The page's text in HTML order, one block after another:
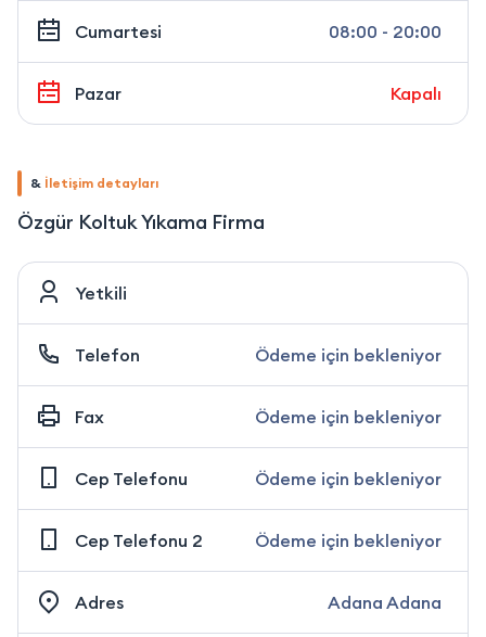
Cumartesi 08:00 - 20:00
Pazar Kapalı
& İletişim detayları
Özgür Koltuk Yıkama Firma
Yetkili
Telefon Ödeme için bekleniyor
Fax Ödeme için bekleniyor
Cep Telefonu Ödeme için bekleniyor
Cep Telefonu 2 Ödeme için bekleniyor
Adres Adana Adana